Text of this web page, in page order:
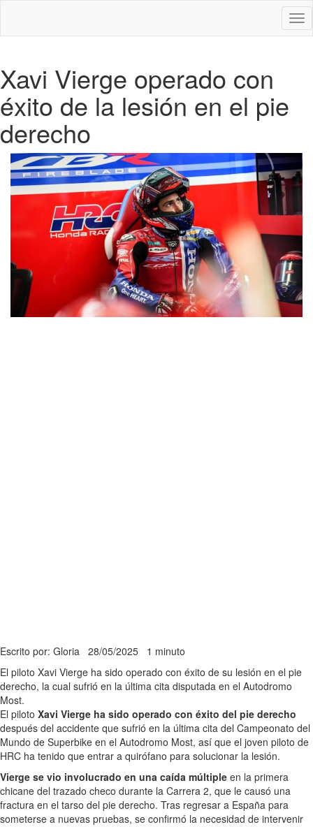
Xavi Vierge operado con
éxito de la lesión en el pie
derecho
Escrito por: Gloria 28/05/2025 1 minuto
El piloto Xavi Vierge ha sido operado con éxito de su lesión en el pie
derecho, la cual sufrió en la última cita disputada en el Autodromo
Most.
El piloto Xavi Vierge ha sido operado con éxito del pie derecho
después del accidente que sufrió en la última cita del Campeonato del
Mundo de Superbike en el Autodromo Most, así que el joven piloto de
HRC ha tenido que entrar a quirófano para solucionar la lesión.
Vierge se vio involucrado en una caída múltiple en la primera
chicane del trazado checo durante la Carrera 2, que le causó una
fractura en el tarso del pie derecho. Tras regresar a España para
someterse a nuevas pruebas, se confirmó la necesidad de intervenir